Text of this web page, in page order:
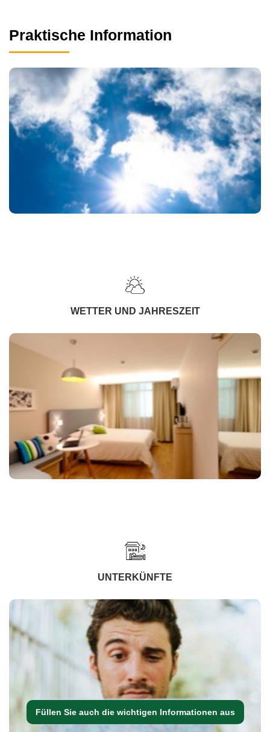
Praktische Information
WETTER UND JAHRESZEIT
UNTERKÜNFTE
Füllen Sie auch die wichtigen Informationen aus